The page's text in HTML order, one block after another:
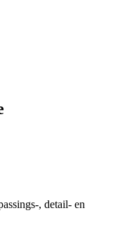
, detail- en